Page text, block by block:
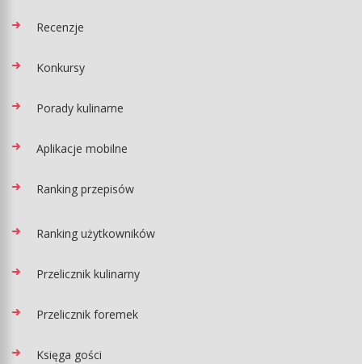
Recenzje
Konkursy
Porady kulinarne
Aplikacje mobilne
Ranking przepisów
Ranking użytkowników
Przelicznik kulinarny
Przelicznik foremek
Księga gości